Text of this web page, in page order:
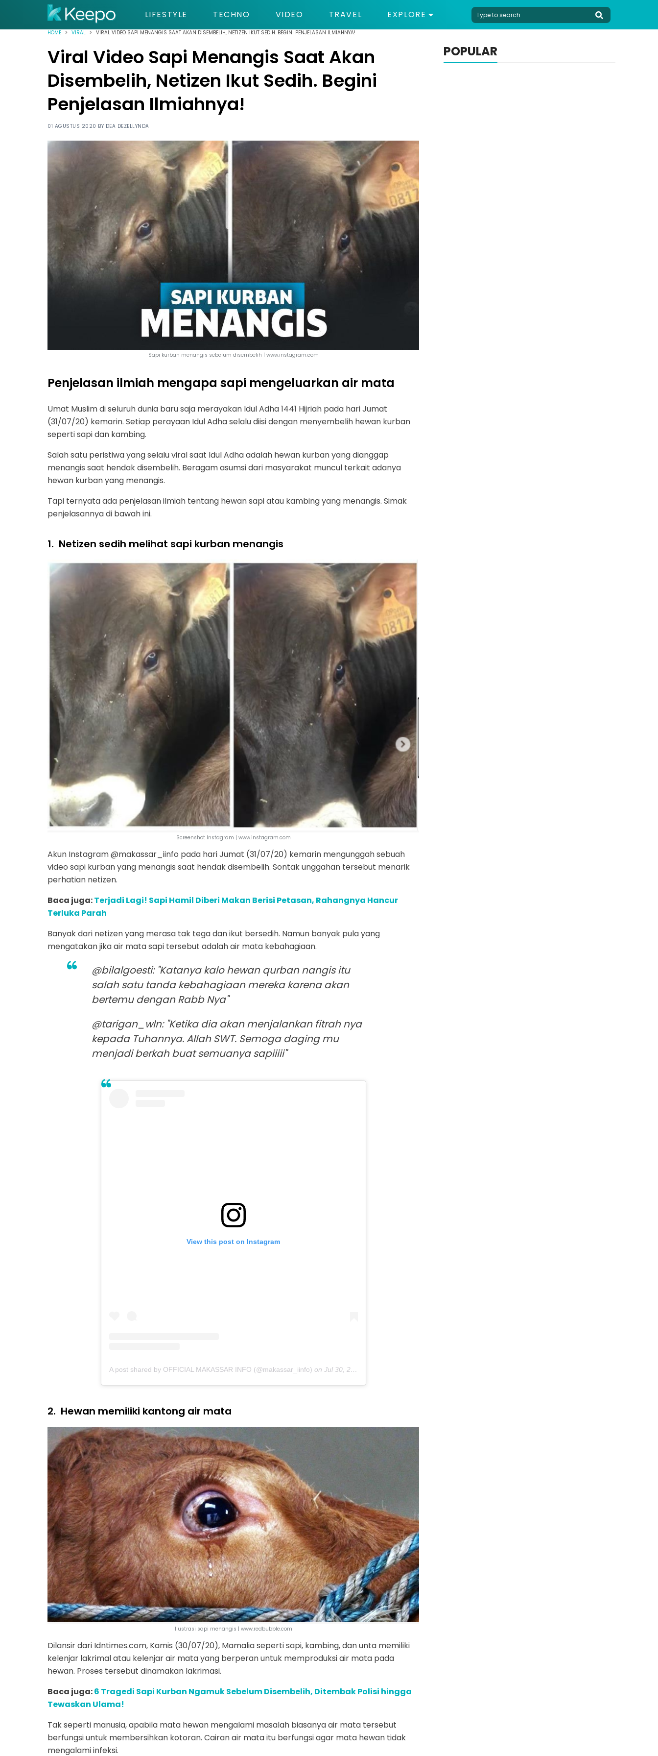
LIFESTYLE TECHNO VIDEO TRAVEL EXPLORE
HOME VIRAL VIRAL VIDEO SAPI MENANGIS SAAT AKAN DISEMBELIH, NETIZEN IKUT SEDIH. BEGINI PENJELASAN ILMIAHNYA!
Viral Video Sapi Menangis Saat Akan
Disembelih, Netizen Ikut Sedih. Begini
Penjelasan Ilmiahnya!
01 AGUSTUS 2020 BY DEA DEZELLYNDA
Sapi kurban menangis sebelum disembelih | www.instagram.com
Penjelasan ilmiah mengapa sapi mengeluarkan air mata
Umat Muslim di seluruh dunia baru saja merayakan Idul Adha 1441 Hijriah pada hari Jumat
(31/07/20) kemarin. Setiap perayaan Idul Adha selalu diisi dengan menyembelih hewan kurban
seperti sapi dan kambing.
Salah satu peristiwa yang selalu viral saat Idul Adha adalah hewan kurban yang dianggap
menangis saat hendak disembelih. Beragam asumsi dari masyarakat muncul terkait adanya
hewan kurban yang menangis.
Tapi ternyata ada penjelasan ilmiah tentang hewan sapi atau kambing yang menangis. Simak
penjelasannya di bawah ini.
1. Netizen sedih melihat sapi kurban menangis
Screenshot Instagram | www.instagram.com
Akun Instagram @makassar_iinfo pada hari Jumat (31/07/20) kemarin mengunggah sebuah
video sapi kurban yang menangis saat hendak disembelih. Sontak unggahan tersebut menarik
perhatian netizen.
Baca juga:Terjadi Lagi! Sapi Hamil Diberi Makan Berisi Petasan, Rahangnya Hancur
Terluka Parah
Banyak dari netizen yang merasa tak tega dan ikut bersedih. Namun banyak pula yang
mengatakan jika air mata sapi tersebut adalah air mata kebahagiaan.
@bilalgoesti: "Katanya kalo hewan qurban nangis itu
salah satu tanda kebahagiaan mereka karena akan
bertemu dengan Rabb Nya"
@tarigan_wln: "Ketika dia akan menjalankan fitrah nya
kepada Tuhannya. Allah SWT. Semoga daging mu
menjadi berkah buat semuanya sapiiiii"
View this post on Instagram
A post shared by OFFICIAL MAKASSAR INFO (@makassar_iinfo) on Jul 30, 2020 at 9:02pm PDT
2. Hewan memiliki kantong air mata
Ilustrasi sapi menangis | www.redbubble.com
Dilansir dari Idntimes.com, Kamis (30/07/20), Mamalia seperti sapi, kambing, dan unta memiliki
kelenjar lakrimal atau kelenjar air mata yang berperan untuk memproduksi air mata pada
hewan. Proses tersebut dinamakan lakrimasi.
Baca juga:6 Tragedi Sapi Kurban Ngamuk Sebelum Disembelih, Ditembak Polisi hingga
Tewaskan Ulama!
Tak seperti manusia, apabila mata hewan mengalami masalah biasanya air mata tersebut
berfungsi untuk membersihkan kotoran. Cairan air mata itu berfungsi agar mata hewan tidak
mengalami infeksi.
POPULAR